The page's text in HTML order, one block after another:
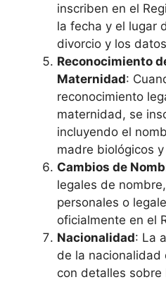
inscriben en el
la fecha y el lugar
divorcio y los
Reconocimiento
Maternidad:
reconocimiento
maternidad, se
incluyendo el
madre biológicos
Cambios de
legales de
personales o
oficialmente en el
Nacionalidad: La
de la nacionalidad
con detalles sobre